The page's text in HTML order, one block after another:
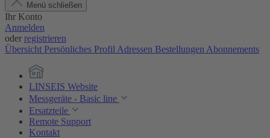
Menü schließen
Ihr Konto
Anmelden
oder registrieren
Übersicht Persönliches Profil Adressen Bestellungen Abonnements
LINSEIS Website
Messgeräte - Basic line
Ersatzteile
Remote Support
Kontakt